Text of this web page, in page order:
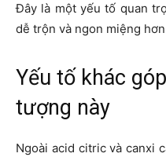
Đây là một yếu tố quan
dễ trộn và ngon miệng
Yếu tố khác
tượng này
Ngoài acid citric và canxi